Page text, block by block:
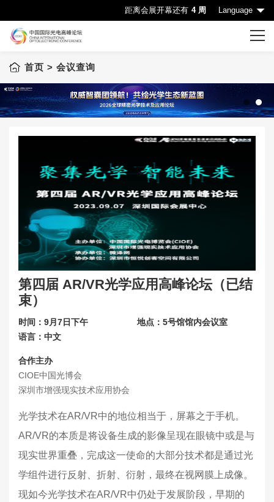
距离会展开幕还有 4 周 Language
首页
CIOE首页
赞助机会
申请成为演讲嘉宾
下载中心
联系我们
关于展会
首页 > 会议查询
第四届 AR/VR光学应用高峰论坛（已结
束）
时间：9月7日下午
地点：5号馆馆内会议室
语言：中文
合作主办
CIOE中国光博会
深圳市增强现实技术应用协会
光学技术在AR/VR中的地位相当于，屏幕之于手机。
AR/VR的本质是将设备生成的影像呈现在眼镜中或是与
现实世界重叠，完成这一使命的大部分技术都是通过光
学组件进行反射、折射、衍射，最终在视网膜上成像。
现如今光学技术在AR/VR中仍处于发展阶段，早期的